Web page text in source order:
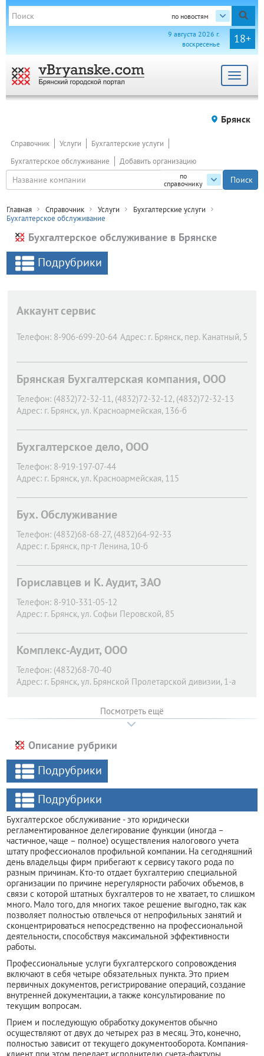
по новостям
18+
9 августа 2026 г.
воскресенье
Toggle
Брянск
по
справочнику
Справочник Услуги
Бухгалтерские услуги
Бухгалтерское обслуживание
Добавить организацию
Главная Справочник Услуги
Бухгалтерские услуги
Бухгалтерское обслуживание
Бухгалтерское обслуживание в Брянске
Подрубрики
Аккаунт сервис
Телефон: 8-906-699-20-64 Адрес: г. Брянск, пер. Канатный, 5
Брянская Бухгалтерская компания, ООО
Телефон: (4832)72-32-11, (4832)72-32-12, (4832)72-32-13
Адрес: г. Брянск, ул. Красноармейская, 136-б
Бухгалтерское дело, ООО
Телефон: 8-919-197-07-44
Адрес: г. Брянск, ул. Красноармейская, 115
Бух. Обслуживание
Телефон: (4832)68-68-27, (4832)64-92-33
Адрес: г. Брянск, пр-т Ленина, 10-б
Гориславцев и К. Аудит, ЗАО
Телефон: 8-910-331-05-12
Адрес: г. Брянск, ул. Софьи Перовской, 85
Комплекс-Аудит, ООО
Телефон: (4832)68-70-40
Адрес: г. Брянск, ул. Брянской Пролетарской дивизии, 1-а
Посмотреть ещё
Описание рубрики
Подрубрики
Подрубрики
Бухгалтерское обслуживание - это юридически
регламентированное делегирование функции (иногда –
частичное, чаще – полное) осуществления налогового учета
штату профессионалов профильной компании. На сегодняшний
день владельцы фирм прибегают к сервису такого рода по
разным причинам. Кто-то отдает бухгалтерию специальной
организации по причине нерегулярности рабочих объемов, в
связи с которой штатных бухгалтеров то не хватает, то слишком
много. Мало того, для многих такое решение выгодно, так как
позволяет полностью отвлечься от непрофильных занятий и
сконцентрироваться непосредственно на профессиональной
деятельности, способствуя максимальной эффективности
работы.
Профессиональные услуги бухгалтерского сопровождения
включают в себя четыре обязательных пункта. Это прием
первичных документов, регистрирование операций, создание
внутренней документации, а также консультирование по
текущим вопросам.
Прием и последующую обработку документов обычно
осуществляют от двух до четырех раз в месяц. Это, конечно,
полностью зависит от текущего документооборота. Компания-